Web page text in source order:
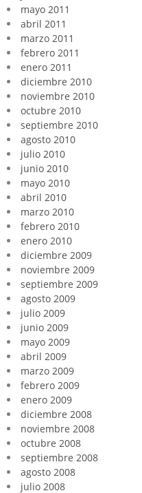
mayo 2011
abril 2011
marzo 2011
febrero 2011
enero 2011
diciembre 2010
noviembre 2010
octubre 2010
septiembre 2010
agosto 2010
julio 2010
junio 2010
mayo 2010
abril 2010
marzo 2010
febrero 2010
enero 2010
diciembre 2009
noviembre 2009
septiembre 2009
agosto 2009
julio 2009
junio 2009
mayo 2009
abril 2009
marzo 2009
febrero 2009
enero 2009
diciembre 2008
noviembre 2008
octubre 2008
septiembre 2008
agosto 2008
julio 2008